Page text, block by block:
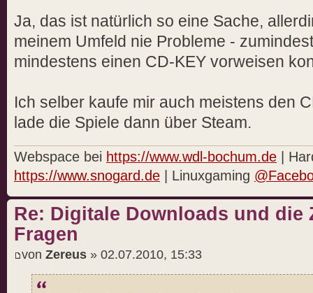
Ja, das ist natürlich so eine Sache,
meinem Umfeld nie Probleme -
mindestens einen CD-KEY vorweisen
Ich selber kaufe mir auch meistens den
lade die Spiele dann über Steam.
Webspace bei https://www.wdl-bochum.de |
https://www.snogard.de | Linuxgaming
Re: Digitale Downloads und die
Fragen
von Zereus » 02.07.2010, 15:33